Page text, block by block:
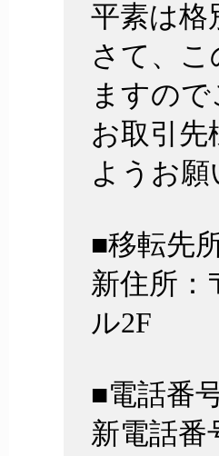
平素は格
さて、
ますの
お取引先
ようお
■移転先
新住所
ル2F
■電話番
新電話番